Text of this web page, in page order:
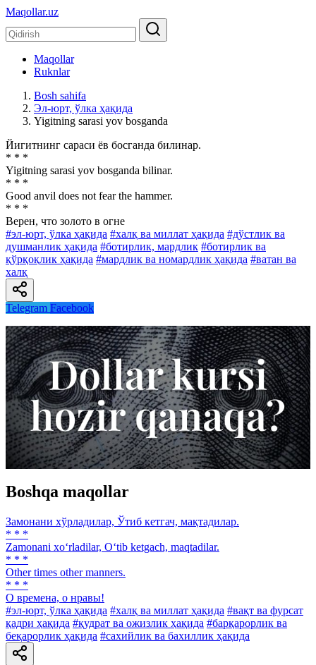
Maqollar.uz
Maqollar
Ruknlar
Bosh sahifa
Эл-юрт, ўлка ҳақида
Yigitning sarasi yov bosganda
Йигитнинг сараси ёв босганда билинар.
* * *
Yigitning sarasi yov bosganda bilinar.
* * *
Good anvil does not fear the hammer.
* * *
Верен, что золото в огне
#эл-юрт, ўлка ҳақида #халқ ва миллат ҳақида #дўстлик ва
душманлик ҳақида #ботирлик, мардлик #ботирлик ва
қўрқоқлик ҳақида #мардлик ва номардлик ҳақида #ватан ва
халқ
Telegram Facebook
Boshqa maqollar
Замонани хўрладилар, Ўтиб кетгач, мақтадилар.
* * *
Zamonani xo‘rladilar, O‘tib ketgach, maqtadilar.
* * *
Other times other manners.
* * *
О времена, о нравы!
#эл-юрт, ўлка ҳақида #халқ ва миллат ҳақида #вақт ва фурсат
қадри ҳақида #қудрат ва ожизлик ҳақида #барқарорлик ва
беқарорлик ҳақида #сахийлик ва бахиллик ҳақида